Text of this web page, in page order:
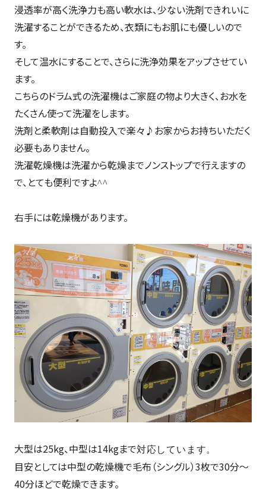
浸透率が高く洗浄力も高い軟水は、少ない洗剤できれいに
洗濯することができるため、衣類にもお肌にも優しいので
す。
そして温水にすることで、さらに洗浄効果をアップさせてい
ます。
こちらのドラム式の洗濯機はご家庭の物より大きく、お水を
たくさん使って洗濯をします。
洗剤と柔軟剤は自動投入で楽々♪お家からお持ちいただく
必要もありません。
洗濯乾燥機は洗濯から乾燥までノンストップで行えますの
で、とても便利ですよ^^
右手には乾燥機があります。
大型は25kg、中型は14kgまで対応しています。
目安としては中型の乾燥機で毛布（シングル）3枚で30分～
40分ほどで乾燥できます。